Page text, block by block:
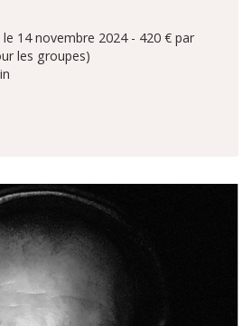
14 novembre 2024 - 420 € par
les groupes)